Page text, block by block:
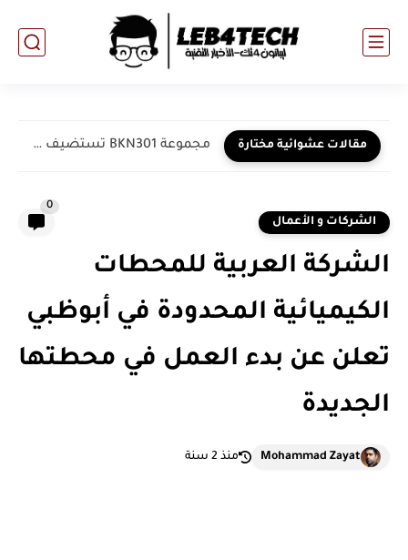
مقالات عشوائية مختارة مجموعة BKN301 تستضيف سلسلة من الحملات الترويجية لتعزيز الشمول المالي...
الشركات و الأعمال
0
الشركة العربية للمحطات
الكيميائية المحدودة في أبوظبي
تعلن عن بدء العمل في محطتها
الجديدة
Mohammad Zayat منذ 2 سنة